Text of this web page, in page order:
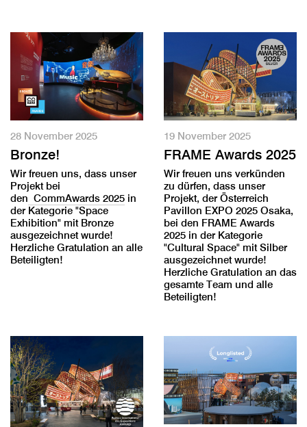
28 November 2025
Bronze!
Wir freuen uns, dass unser
Projekt bei
den CommAwards 2025 in
der Kategorie "Space
Exhibition" mit Bronze
ausgezeichnet wurde!
Herzliche Gratulation an alle
Beteiligten!
19 November 2025
FRAME Awards 2025
Wir freuen uns verkünden
zu dürfen, dass unser
Projekt, der Österreich
Pavillon EXPO 2025 Osaka,
bei den FRAME Awards
2025 in der Kategorie
"Cultural Space" mit Silber
ausgezeichnet wurde!
Herzliche Gratulation an das
gesamte Team und alle
Beteiligten!